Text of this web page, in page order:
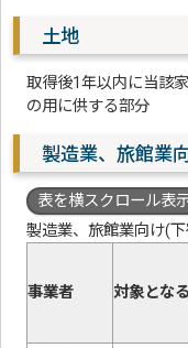
土地
取得後1年以内に当該
の用に供する部分
製造業、旅館業
表を横スクロール表
製造業、旅館業向け(
事業者 対象とな